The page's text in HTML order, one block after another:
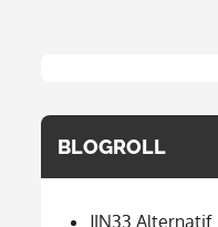
BLOGROLL
JIN33 Alternatif